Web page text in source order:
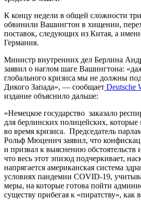
К концу недели в общей сложности
обвинили Вашингтон в хищении,
поставок, следующих из Китая, а
Германия.
Министр внутренних дел Берлина
заявил о наглом шаге Вашингтона:
глобального кризиса мы не должны
Дикого Запада», — сообщает Deutsche
издание объяснило дальше:
«Немецкое государство заказало
для берлинских полицейских,
во время кризиса. Председатель
Рольф Мюценич заявил, что
и призвал к выяснению
что весь этот эпизод подчеркивает,
напрягается американская система
условиях пандемии COVID-19,
меры, на которые готова пойти
существу прибегая к «пиратству», как